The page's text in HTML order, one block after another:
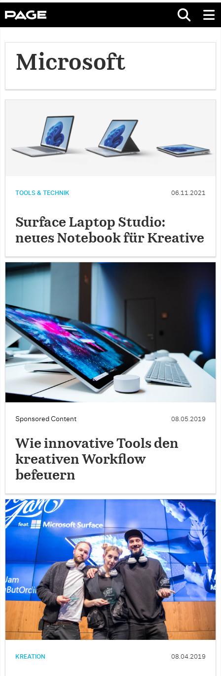
Microsoft
TOOLS & TECHNIK 06.11.2021
Surface Laptop Studio:
neues Notebook für Kreative
Sponsored Content 08.05.2019
Wie innovative Tools den
kreativen Workflow
befeuern
KREATION 08.04.2019